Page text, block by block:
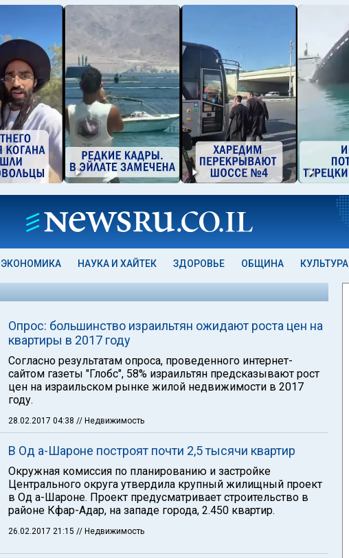
ЭКОНОМИКА НАУКА И ХАЙТЕК ЗДОРОВЬЕ ОБЩИНА КУЛЬТУРА
Опрос: большинство израильтян ожидают роста цен на
квартиры в 2017 году
Согласно результатам опроса, проведенного интернет-
сайтом газеты "Глобс", 58% израильтян предсказывают рост
цен на израильском рынке жилой недвижимости в 2017
году.
28.02.2017 04:38 // Недвижимость
В Од а-Шароне построят почти 2,5 тысячи квартир
Окружная комиссия по планированию и застройке
Центрального округа утвердила крупный жилищный проект
в Од а-Шароне. Проект предусматривает строительство в
районе Кфар-Адар, на западе города, 2.450 квартир.
26.02.2017 21:15 // Недвижимость